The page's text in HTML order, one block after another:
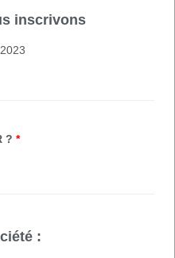
inscrivons
? *
: